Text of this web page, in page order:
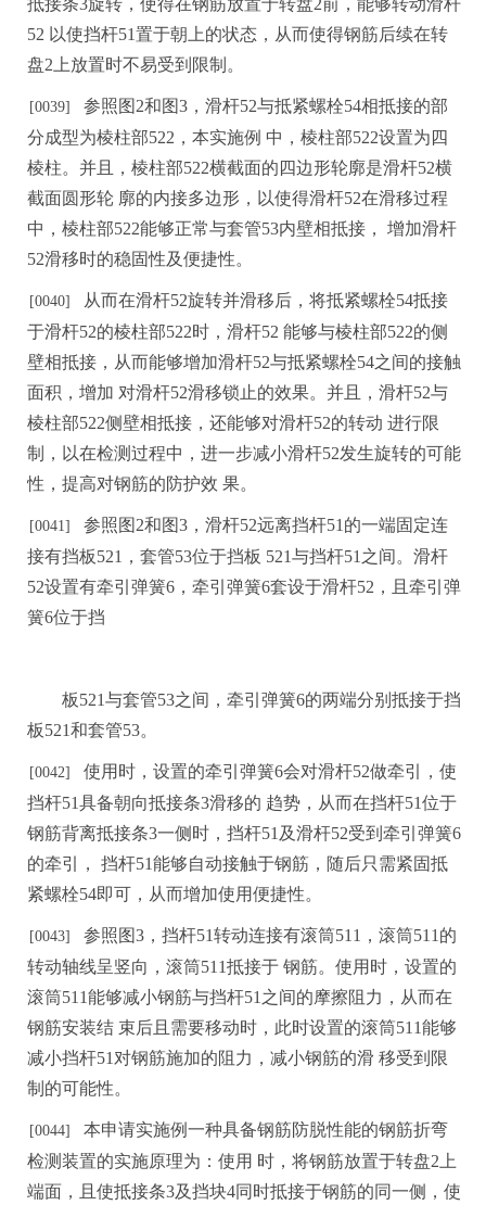
52 以使挡杆51置于朝上的状态，从而使得钢筋后续在转
盘2上放置时不易受到限制。
[0039] 参照图 2和图3，滑杆52与抵紧螺栓54相抵接的部
分成型为棱柱部522，本实施例 中 ，棱柱部522设置为四
棱柱。并且，棱柱部522横截面的四边形轮廓是滑杆52横
截面圆形轮 廓的内接多边形，以使得滑杆52在滑移过程
中，棱柱部522能够正常与套管53内壁相抵接，
增加滑杆
52滑移时的稳固性及便捷性。
[0040] 从而在滑杆52旋转并滑移后，将抵紧螺栓54抵接
于滑杆52的棱柱部522时，滑杆52 能够与棱柱部522的侧
壁相抵接，从而能够增加滑杆52与抵紧螺栓54之间的接触
面积，增加 对滑杆52滑移锁止的效果。并且，滑杆52与
棱柱部522侧壁相抵接，还能够对滑杆52的转动 进行限
制，以在检测过程中，进一步减小滑杆52发生旋转的可能
性，提高对钢筋的防护效 果。
[0041] 参照图 2和图3，滑杆52远离挡杆51的一端固定连
接有挡板521，套管53位于挡板 521与挡杆51之间。滑杆
52设置有牵引弹簧6，牵引弹簧6套设于滑杆52，且牵引弹
簧6位于挡
板521与套管53之间，牵引弹簧6的两端分别抵接于挡
板521和套管53。
[0042] 使用时，设置的牵引弹簧6会对滑杆52做牵引，使
挡杆51具备朝向抵接条3滑移的 趋势， 从而在挡杆51位于
钢筋背离抵接条3一侧时，挡杆51及滑杆52受到牵引弹簧6
的牵引，
挡杆51能够自动接触于钢筋，随后只需紧固抵
紧螺栓54即可，从而增加使用便捷性。
[0043] 参照图3，挡杆51转动连接有滚筒511，滚筒511的
转动轴线呈竖向，滚筒511抵接于 钢筋。使用时 ， 设置的
滚筒511能够减小钢筋与挡杆51之间的摩擦阻力，从而在
钢筋安装结 束后且需要移动时，此时设置的滚筒511能够
减小挡杆51对钢筋施加的阻力，减小钢筋的滑 移受到限
制的可能性。
[0044] 本申请实施例一种具备钢筋防脱性能的钢筋折弯
检测装置的实施原理为：使用 时，将钢筋放置于转盘2上
端面，且使抵接条3及挡块4同时抵接于钢筋的同一侧，使